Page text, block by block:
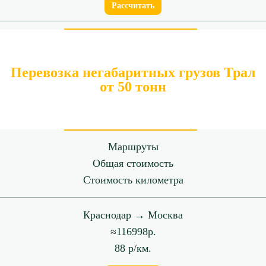
Рассчитать
65 р/км.
Краснодар → Калининград
≈159831р.
70 р/км.
Краснодар → Новосибирск
≈363505р.
92 р/км.
Перевозка негабаритных грузов Трал
от 50 тонн
Маршруты
Общая стоимость
Стоимость километра
Краснодар → Москва
≈116998р.
88 р/км.